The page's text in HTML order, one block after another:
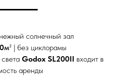
солнечный зал
м² | без циклорамы
Godox SL200II входит в
аренды